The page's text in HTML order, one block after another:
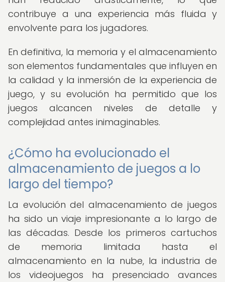
contribuye a una experiencia más fluida y
envolvente para los jugadores.
En definitiva, la memoria y el almacenamiento
son elementos fundamentales que influyen en
la calidad y la inmersión de la experiencia de
juego, y su evolución ha permitido que los
juegos alcancen niveles de detalle y
complejidad antes inimaginables.
¿Cómo ha evolucionado el
almacenamiento de juegos a lo
largo del tiempo?
La evolución del almacenamiento de juegos
ha sido un viaje impresionante a lo largo de
las décadas. Desde los primeros cartuchos
de memoria limitada hasta el
almacenamiento en la nube, la industria de
los videojuegos ha presenciado avances